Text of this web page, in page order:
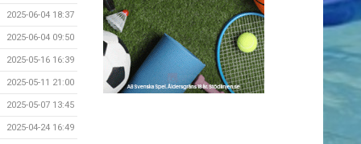
2025-06-04 18:37
2025-06-04 09:50
2025-05-16 16:39
2025-05-11 21:00
2025-05-07 13:45
2025-04-24 16:49